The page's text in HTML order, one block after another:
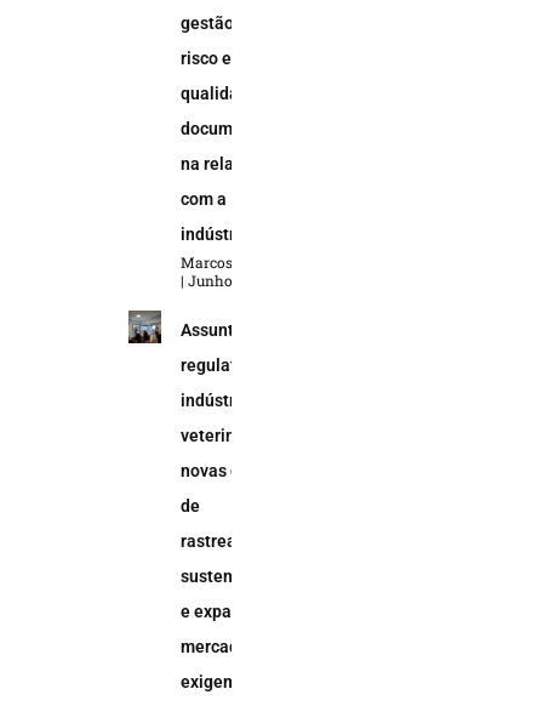
gestão de
risco e
qualidade
documental
na relação
com a
indústria
Marcos Soares
Junho 5, 2026
Assuntos
regulatórios na
indústria
veterinária:
novas demandas
de
rastreabilidade,
sustentabilidade
e expansão do
mercado animal
exigem uma